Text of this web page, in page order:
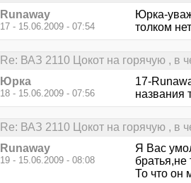
Runaway
17 - 15.06.2009 - 07:54
Юрка-
толком
Re: ВАЗ 2110 Цокот на горячую , в
Юрка
18 - 15.06.2009 - 07:56
17-
названия
Re: ВАЗ 2110 Цокот на горячую , в
Runaway
19 - 15.06.2009 - 08:08
Я Вас
братья,не
То что он